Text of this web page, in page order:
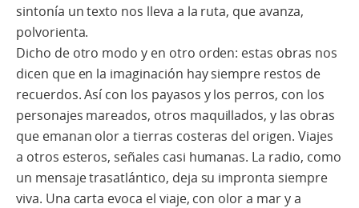
sintonía un texto nos lleva a la ruta, que avanza,
polvorienta.
Dicho de otro modo y en otro orden: estas obras nos
dicen que en la imaginación hay siempre restos de
recuerdos. Así con los payasos y los perros, con los
personajes mareados, otros maquillados, y las obras
que emanan olor a tierras costeras del origen. Viajes
a otros esteros, señales casi humanas. La radio, como
un mensaje trasatlántico, deja su impronta siempre
viva. Una carta evoca el viaje, con olor a mar y a